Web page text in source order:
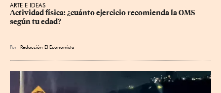
ARTE E IDEAS
Actividad física: ¿cuánto ejercicio recomienda la OMS
según tu edad?
Por Redacción El Economista